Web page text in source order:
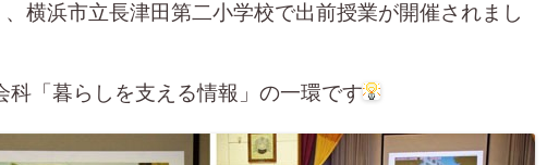
横浜市立長津田第二小学校で出前授業が開催されまし
科「暮らしを支える情報」の一環です